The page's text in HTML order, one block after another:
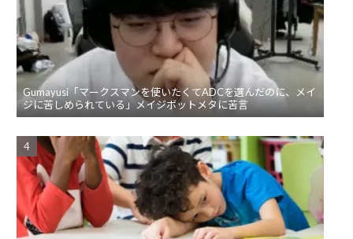
Gumayusi「マークスマンを使いたくてADCを選んだのに、メイ
ジに苦しめられている」メイジボットメタに苦言